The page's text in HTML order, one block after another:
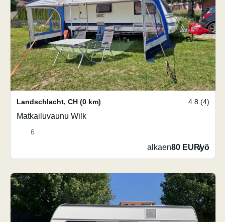
Landschlacht, CH (0 km) 4.8 (4)
Matkailuvaunu Wilk
6
alkaen80 EUR/yö